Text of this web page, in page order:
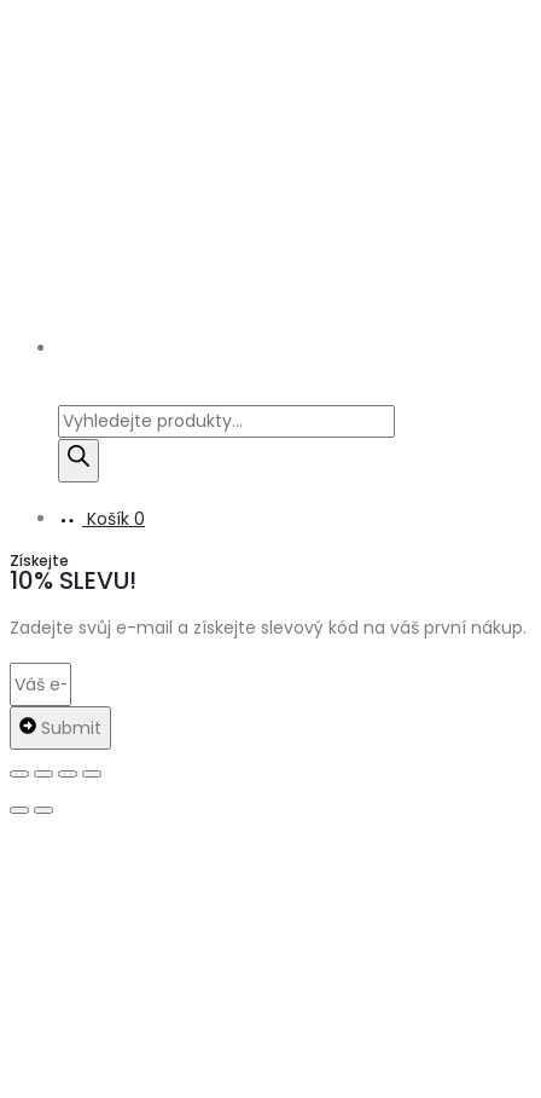
Products
search
Košík 0
Získejte
10% SLEVU!
Zadejte svůj e-mail a získejte slevový kód na váš první nákup.
Submit